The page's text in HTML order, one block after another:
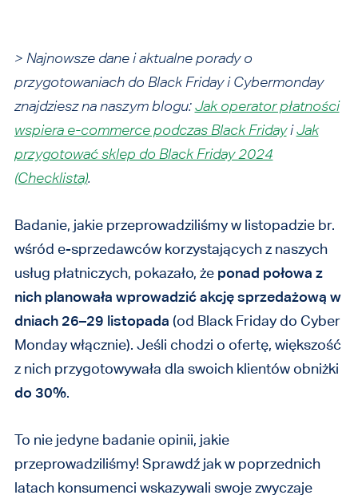
> Najnowsze dane i aktualne porady o
przygotowaniach do Black Friday i Cybermonday
znajdziesz na naszym blogu:Jak operator płatności
wspiera e-commerce podczas Black FridayiJak
przygotować sklep do Black Friday 2024
(Checklista).
Badanie, jakie przeprowadziliśmy w listopadzie br.
wśród e-sprzedawców korzystających z naszych
usług płatniczych, pokazało, że ponad połowa z
nich planowała wprowadzić akcję sprzedażową w
dniach 26–29 listopada (od Black Friday do Cyber
Monday włącznie). Jeśli chodzi o ofertę, większość
z nich przygotowywała dla swoich klientów obniżki
do 30%.
To nie jedyne badanie opinii, jakie
przeprowadziliśmy! Sprawdź jak w poprzednich
latach konsumenci wskazywali swoje zwyczaje